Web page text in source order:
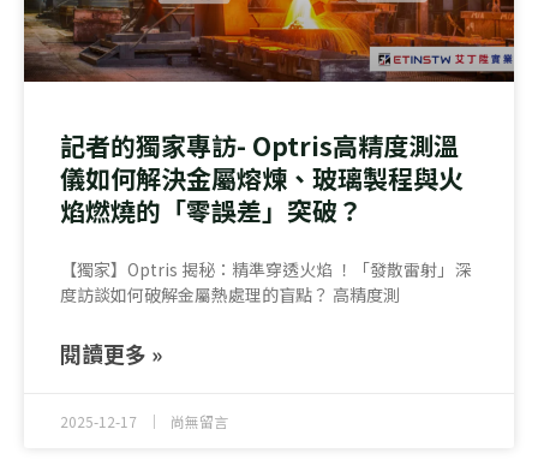
記者的獨家專訪- Optris高精度測溫
儀如何解決金屬熔煉、玻璃製程與火
焰燃燒的「零誤差」突破？
【獨家】Optris 揭秘：精準穿透火焰 ！「發散雷射」深
度訪談如何破解金屬熱處理的盲點？ 高精度測
閱讀更多 »
2025-12-17 尚無留言